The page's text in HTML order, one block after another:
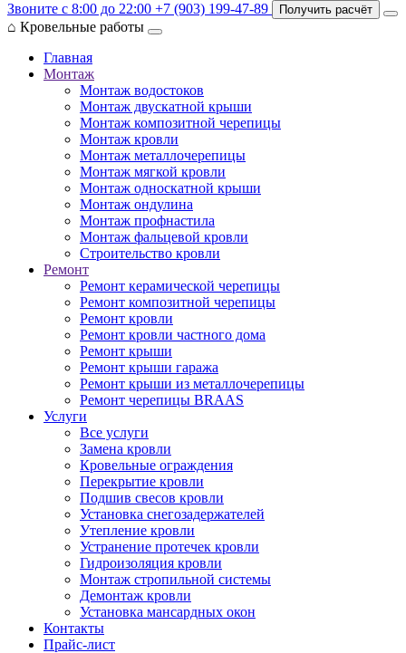
Звоните с 8:00 до 22:00 +7 (903) 199-47-89 Получить расчёт
⌂ Кровельные работы
Главная
Монтаж
Монтаж водостоков
Монтаж двускатной крыши
Монтаж композитной черепицы
Монтаж кровли
Монтаж металлочерепицы
Монтаж мягкой кровли
Монтаж односкатной крыши
Монтаж ондулина
Монтаж профнастила
Монтаж фальцевой кровли
Строительство кровли
Ремонт
Ремонт керамической черепицы
Ремонт композитной черепицы
Ремонт кровли
Ремонт кровли частного дома
Ремонт крыши
Ремонт крыши гаража
Ремонт крыши из металлочерепицы
Ремонт черепицы BRAAS
Услуги
Все услуги
Замена кровли
Кровельные ограждения
Перекрытие кровли
Подшив свесов кровли
Установка снегозадержателей
Утепление кровли
Устранение протечек кровли
Гидроизоляция кровли
Монтаж стропильной системы
Демонтаж кровли
Установка мансардных окон
Контакты
Прайс-лист